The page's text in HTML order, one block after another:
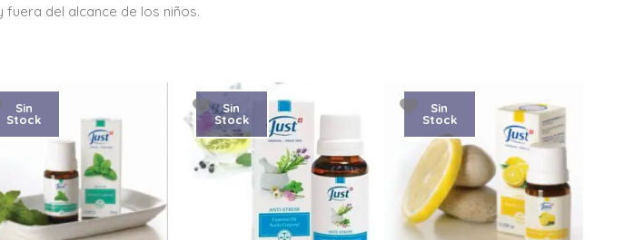
del alcance de los niños.
Sin
Stock
Sin
Stock
Sin
Stock